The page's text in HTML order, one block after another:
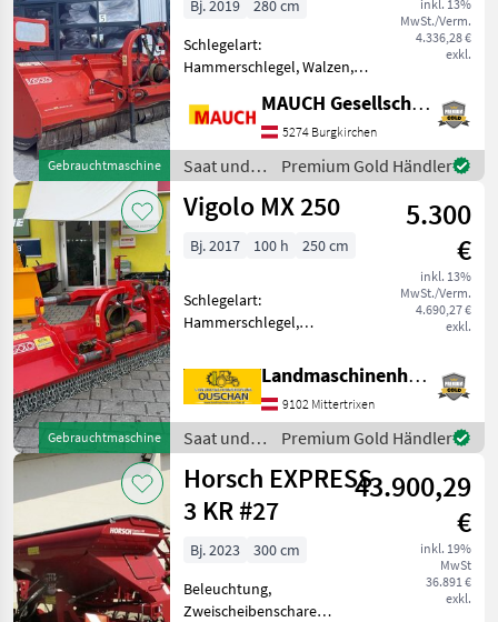
Gebrauchtmaschine
inkl. 13%
MwSt./Verm.
4.336,28 €
exkl.
Bj. 2019
280 cm
Schlegelart:
Hammerschlegel, Walzen,
Bodenstützwalze
Ausstattung: - Gelenkwelle
- Stützwalze -
Dreipunktanbau -
Heckanbau - doppeltes
Gehäu
MAUCH Gesellschaft m.b.H. & Co.KG
5274 Burgkirchen
Saat und
Pflege /
Vigolo
Premium Gold Händler
Gebrauchtmaschine
Vigolo MX 250
5.300
€
inkl. 13%
MwSt./Verm.
4.690,27 €
exkl.
Bj. 2017 100 h 250 cm
Schlegelart:
Hammerschlegel,
Seitenverschub, Walzen,
Freilauf im Getriebe,
Kettenschutz, seitliche
Kufen, Bodenstützwalze
Vigolo MX 250 - Vigo
Landmaschinenhandel Ouschan Anton
9102 Mittertrixen
Saat und
Pflege /
Vigolo
Premium Gold Händler
Horsch EXPRESS
3 KR #27
43.900,29
€
inkl. 19%
MwSt
36.891 €
exkl.
Bj. 2023
300 cm
Beleuchtung,
Zweischeibenschare